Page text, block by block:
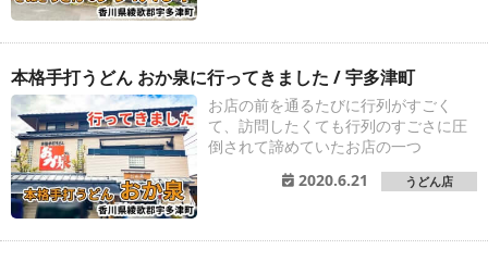
本格手打うどん おか泉に行ってきました / 宇多津町
お店の前を通るたびに行列がすごく
て、訪問したくても行列のすごさに圧
倒されて諦めていたお店の一つ
2020.6.21
うどん店